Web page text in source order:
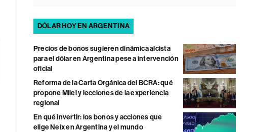
DÓLAR HOY EN ARGENTINA
Precios de bonos sugieren dinámica alcista
para el dólar en Argentina pese a intervención
oficial
Reforma de la Carta Orgánica del BCRA: qué
propone Milei y lecciones de la experiencia
regional
En qué invertir: los bonos y acciones que
elige Neix en Argentina y el mundo